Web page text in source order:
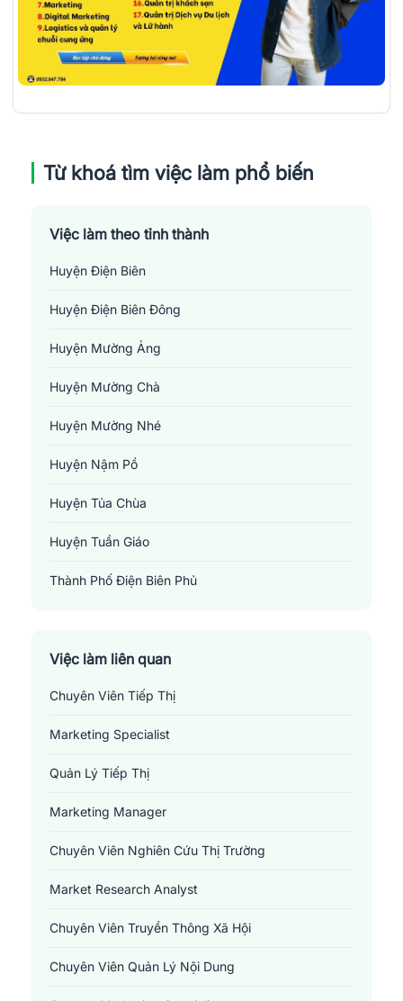
Từ khoá tìm việc làm phổ biến
Việc làm theo tỉnh thành
Huyện Điện Biên
Huyện Điện Biên Đông
Huyện Mường Ảng
Huyện Mường Chà
Huyện Mường Nhé
Huyện Nậm Pồ
Huyện Tủa Chùa
Huyện Tuần Giáo
Thành Phố Điện Biên Phủ
Việc làm liên quan
Chuyên Viên Tiếp Thị
Marketing Specialist
Quản Lý Tiếp Thị
Marketing Manager
Chuyên Viên Nghiên Cứu Thị Trường
Market Research Analyst
Chuyên Viên Truyền Thông Xã Hội
Chuyên Viên Quản Lý Nội Dung